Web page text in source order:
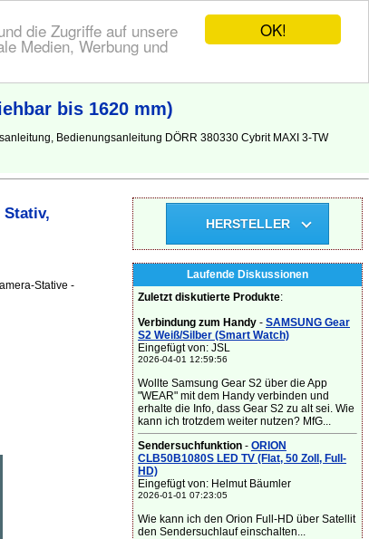
OK!
die Zugriffe auf unsere
Medien, Werbung und
bis 1620 mm)
Bedienungsanleitung DÖRR 380330 Cybrit MAXI 3-TW
Stativ,
Stative -
HERSTELLER
Laufende Diskussionen
Zuletzt diskutierte Produkte:
Verbindung zum Handy - SAMSUNG Gear
S2 Weiß/Silber (Smart Watch)
Eingefügt von: JSL
2026-04-01 12:59:56
Wollte Samsung Gear S2 über die App
"WEAR" mit dem Handy verbinden und
erhalte die Info, dass Gear S2 zu alt sei. Wie
kann ich trotzdem weiter nutzen? MfG...
Sendersuchfunktion - ORION
CLB50B1080S LED TV (Flat, 50 Zoll, Full-
HD)
Eingefügt von: Helmut Bäumler
2026-01-01 07:23:05
Wie kann ich den Orion Full-HD über Satellit
den Sendersuchlauf einschalten...